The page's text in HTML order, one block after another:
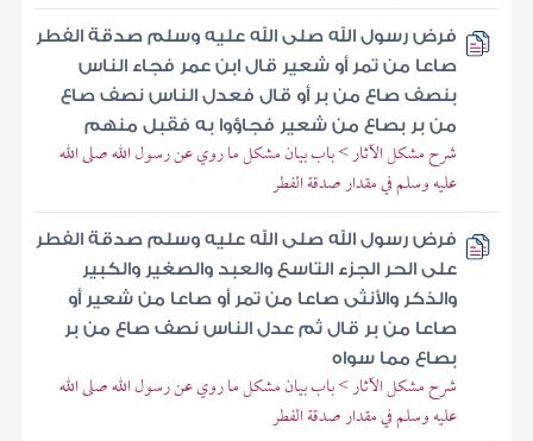
فرض رسول الله صلى الله عليه وسلم صدقة الفطر
صاعا من تمر أو شعير قال ابن عمر فجاء الناس
بنصف صاع من بر أو قال فعدل الناس نصف صاع
من بر بصاع من شعير فجاؤوا به فقبل منهم
شرح مشكل الآثار > باب بيان مشكل ما روي عن رسول الله صلى الله
عليه وسلم في مقدار صدقة الفطر
فرض رسول الله صلى الله عليه وسلم صدقة الفطر
على الحر الجزء التاسع والعبد والصغير والكبير
والذكر والأنثى صاعا من تمر أو صاعا من شعير أو
صاعا من بر قال ثم عدل الناس نصف صاع من بر
بصاع مما سواه
شرح مشكل الآثار > باب بيان مشكل ما روي عن رسول الله صلى الله
عليه وسلم في مقدار صدقة الفطر